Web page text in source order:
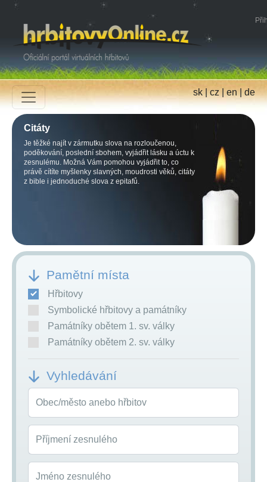
sk|cz|en|de
Citáty
Je těžké najít v zármutku slova na rozloučenou,
poděkování, poslední sbohem, vyjádřit lásku a úctu k
zesnulému. Možná Vám pomohou vyjádřit to, co
právě cítíte myšlenky slavných, moudrosti věků, citáty
z bible i jednoduché slova z epitafů.
Pamětní místa
Hřbitovy
Symbolické hřbitovy a památníky
Památníky obětem 1. sv. války
Památníky obětem 2. sv. války
Vyhledávání
Obec/město anebo hřbitov
Příjmení zesnulého
Jméno zesnulého